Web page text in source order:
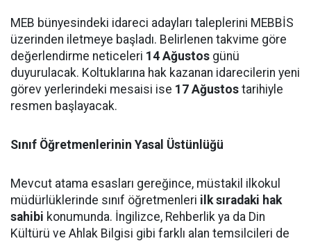
MEB bünyesindeki idareci adayları taleplerini MEBBİS
üzerinden iletmeye başladı. Belirlenen takvime göre
değerlendirme neticeleri 14 Ağustos günü
duyurulacak. Koltuklarına hak kazanan idarecilerin yeni
görev yerlerindeki mesaisi ise 17 Ağustos tarihiyle
resmen başlayacak.
Sınıf Öğretmenlerinin Yasal Üstünlüğü
Mevcut atama esasları gereğince, müstakil ilkokul
müdürlüklerinde sınıf öğretmenleri ilk sıradaki hak
sahibi konumunda. İngilizce, Rehberlik ya da Din
Kültürü ve Ahlak Bilgisi gibi farklı alan temsilcileri de